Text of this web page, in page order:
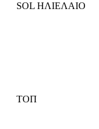
SOL ΗΛΙΕΛΑΙΟ
TOΠ